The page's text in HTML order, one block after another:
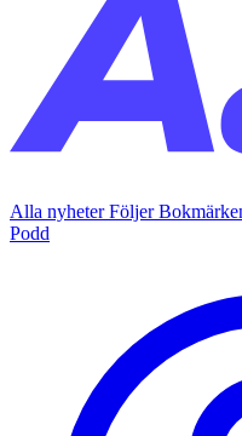
Alla nyheterFöljer
Podd